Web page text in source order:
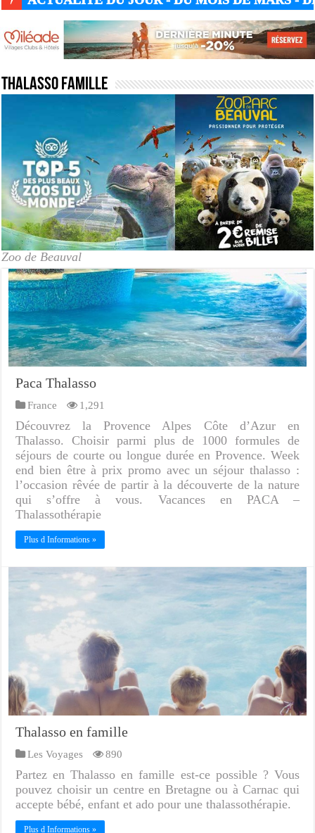
Thalasso famille
Zoo de Beauval
Paca Thalasso
France 1,291
Découvrez la Provence Alpes Côte d’Azur en
Thalasso. Choisir parmi plus de 1000 formules de
séjours de courte ou longue durée en Provence. Week
end bien être à prix promo avec un séjour thalasso :
l’occasion rêvée de partir à la découverte de la nature
qui s’offre à vous. Vacances en PACA –
Thalassothérapie
Plus d Informations »
Thalasso en famille
Les Voyages 890
Partez en Thalasso en famille est-ce possible ? Vous
pouvez choisir un centre en Bretagne ou à Carnac qui
accepte bébé, enfant et ado pour une thalassothérapie.
Plus d Informations »